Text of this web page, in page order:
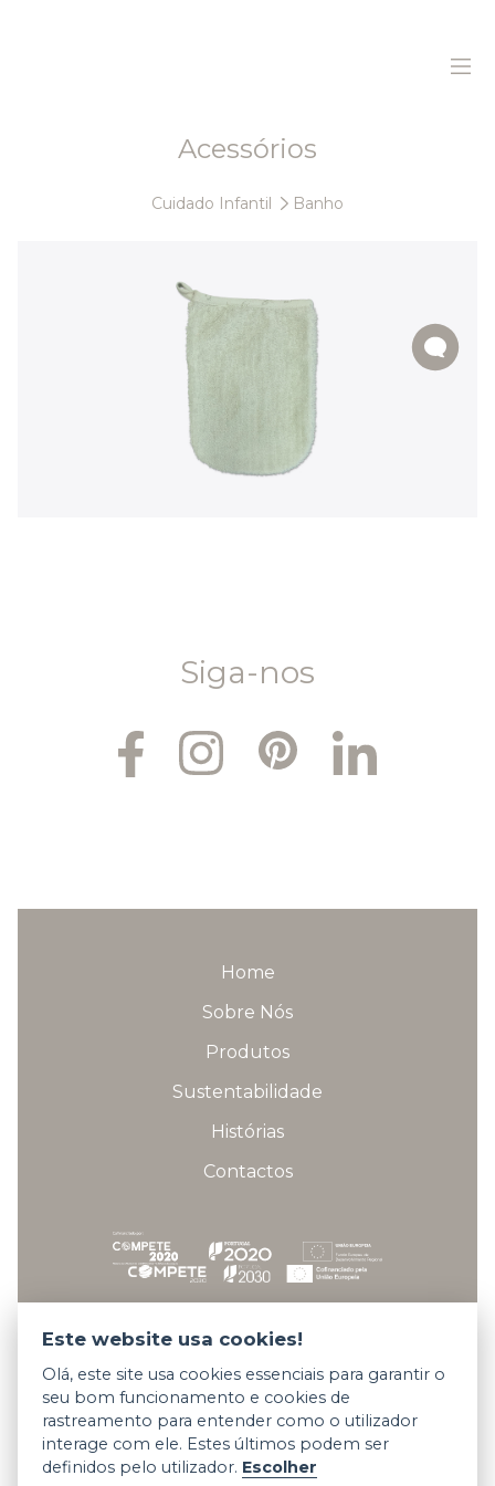
Produtos
Sustentabilidade
Cuidado Infantil Banho
Acessórios
Siga-nos
Home
Sobre Nós
Produtos
Sustentabilidade
Histórias
Contactos
Copyright © 2026 Somani All rights reserved.
Termos e Condições
Este website usa cookies!
Olá, este site usa cookies essenciais para garantir o
seu bom funcionamento e cookies de
rastreamento para entender como o utilizador
interage com ele. Estes últimos podem ser
definidos pelo utilizador. Escolher